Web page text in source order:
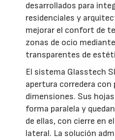
desarrollados para
residenciales y
mejorar el confort de
zonas de ocio
transparentes de
El sistema Glasstech
apertura corredera con
dimensiones. Sus
forma paralela y
de ellas, con cierre en
lateral. La solución